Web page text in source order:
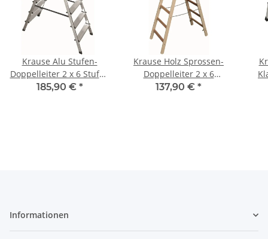
Krause Alu Stufen-
Doppelleiter 2 x 6 Stufen
120359
185,90 € *
Krause Holz Sprossen-
Doppelleiter 2 x 6
Sprossen 170088
137,90 € *
Informationen